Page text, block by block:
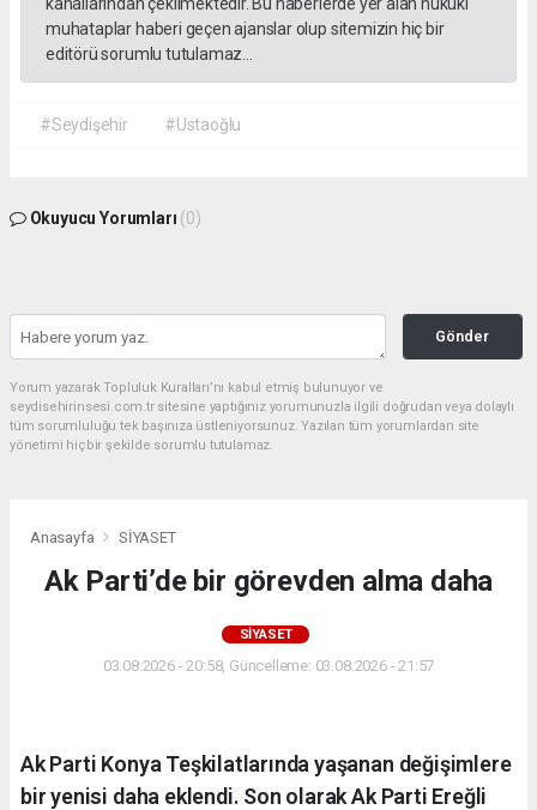
muhataplar haberi geçen ajanslar olup sitemizin hiç bir
editörü sorumlu tutulamaz...
#Seydişehir #Ustaoğlu
Okuyucu Yorumları (0)
Gönder
Yorum yazarak Topluluk Kuralları’nı kabul etmiş bulunuyor ve
seydisehirinsesi.com.tr sitesine yaptığınız yorumunuzla ilgili doğrudan veya dolaylı
tüm sorumluluğu tek başınıza üstleniyorsunuz. Yazılan tüm yorumlardan site
yönetimi hiçbir şekilde sorumlu tutulamaz.
Anasayfa SİYASET
Ak Parti’de bir görevden alma daha
SİYASET
03.08.2026 - 20:58, Güncelleme: 03.08.2026 - 21:57
Ak Parti Konya Teşkilatlarında yaşanan değişimlere
bir yenisi daha eklendi. Son olarak Ak Parti Ereğli